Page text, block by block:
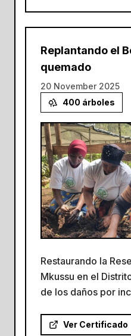
Replantando el
quemado
20 November 2025
400 árboles
Restaurando la
Mkussu en el
de los daños por
Ver Certificado